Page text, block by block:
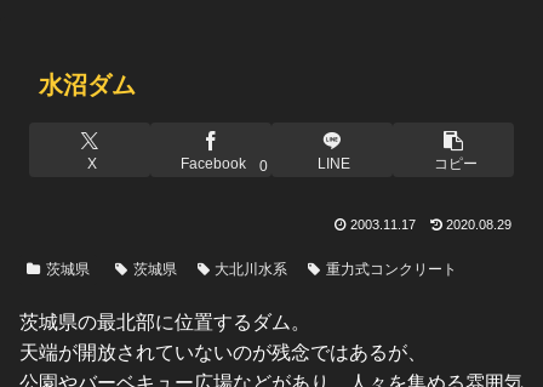
水沼ダム
X Facebook 0 LINE コピー
2003.11.17 2020.08.29
茨城県 茨城県 大北川水系 重力式コンクリート
茨城県の最北部に位置するダム。
天端が開放されていないのが残念ではあるが、
公園やバーベキュー広場などがあり、人々を集める雰囲気